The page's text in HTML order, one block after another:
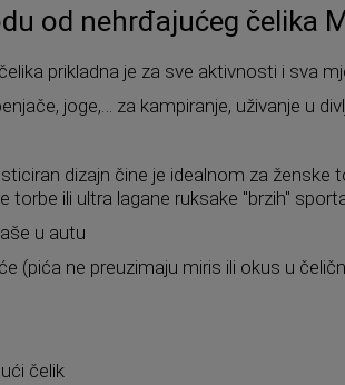
od nehrđajućeg čelika
prikladna je za sve aktivnosti i sva
joge,… za kampiranje, uživanje u
dizajn čine je idealnom za ženske
torbe ili ultra lagane ruksake "brzih"
u autu
(pića ne preuzimaju miris ili okus u
čelik